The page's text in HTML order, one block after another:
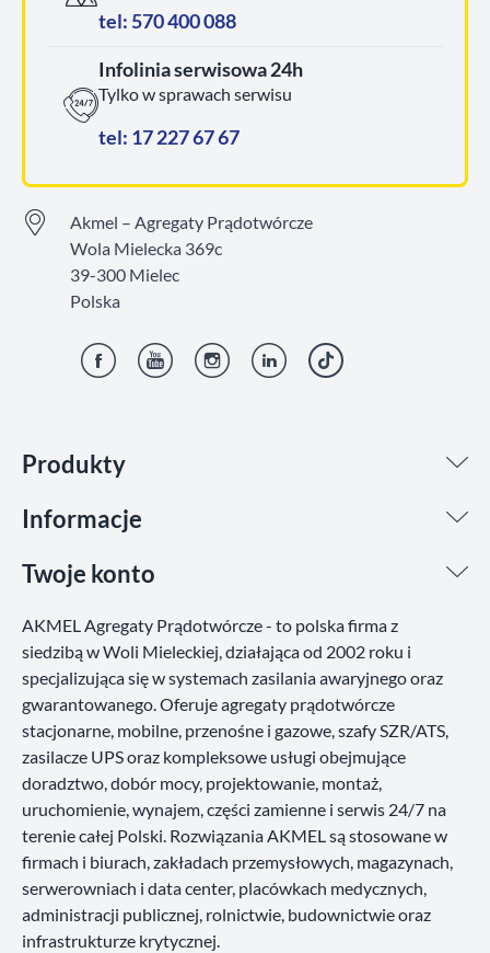
Produkty
Informacje
Twoje konto
tel: 570 400 088
Infolinia serwisowa 24h
Tylko w sprawach serwisu
tel: 17 227 67 67
Akmel – Agregaty Prądotwórcze
Wola Mielecka 369c
39-300 Mielec
Polska
AKMEL Agregaty Prądotwórcze - to polska firma z
siedzibą w Woli Mieleckiej, działająca od 2002 roku i
specjalizująca się w systemach zasilania awaryjnego oraz
gwarantowanego. Oferuje agregaty prądotwórcze
stacjonarne, mobilne, przenośne i gazowe, szafy SZR/ATS,
zasilacze UPS oraz kompleksowe usługi obejmujące
doradztwo, dobór mocy, projektowanie, montaż,
uruchomienie, wynajem, części zamienne i serwis 24/7 na
terenie całej Polski. Rozwiązania AKMEL są stosowane w
firmach i biurach, zakładach przemysłowych, magazynach,
serwerowniach i data center, placówkach medycznych,
administracji publicznej, rolnictwie, budownictwie oraz
infrastrukturze krytycznej.